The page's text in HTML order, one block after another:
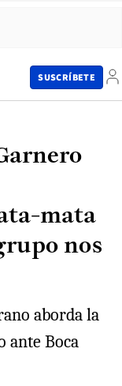
SUSCRÍBETE
mata
nos
aborda la
ante Boca